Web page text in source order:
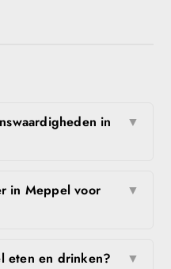
in
▼
in Meppel voor
▼
eten en drinken? ▼